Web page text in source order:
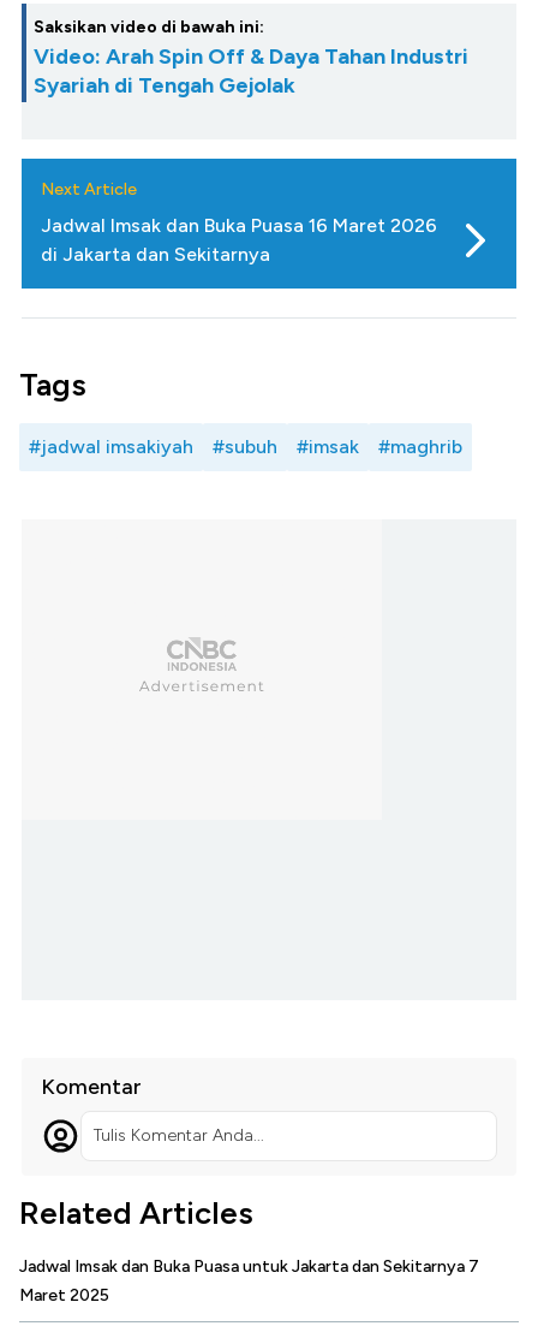
Saksikan video di bawah ini:
Video: Arah Spin Off & Daya Tahan Industri
Syariah di Tengah Gejolak
Next Article
Jadwal Imsak dan Buka Puasa 16 Maret 2026
di Jakarta dan Sekitarnya
Tags
#jadwal imsakiyah #subuh #imsak #maghrib
Komentar
Tulis Komentar Anda...
Related Articles
Jadwal Imsak dan Buka Puasa untuk Jakarta dan Sekitarnya 7
Maret 2025